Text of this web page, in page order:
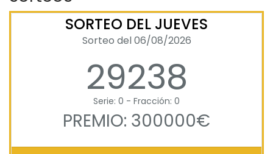
SORTEO DEL JUEVES
Sorteo del 06/08/2026
29238
Serie: 0 - Fracción: 0
PREMIO: 300000€